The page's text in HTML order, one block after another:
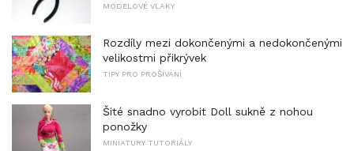
MODELOVÉ VLAKY
Rozdíly mezi dokončenými a nedokončenými
velikostmi přikrývek
TIPY PRO PROŠÍVÁNÍ
Šité snadno vyrobit Doll sukně z nohou
ponožky
MINIATURY TUTORIÁLY